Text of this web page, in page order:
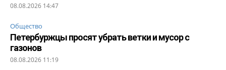
08.08.2026 14:47
Общество
Петербуржцы просят убрать ветки и мусор с
газонов
08.08.2026 11:19